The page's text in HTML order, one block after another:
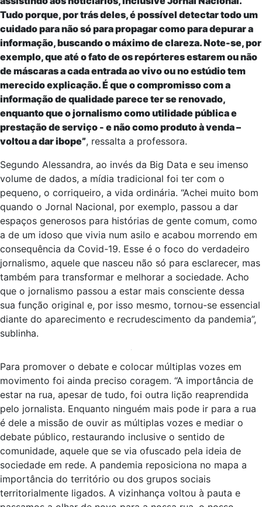
Tudo porque, por trás deles, é possível detectar todo um
cuidado para não só para propagar como para depurar a
informação, buscando o máximo de clareza. Note-se, por
exemplo, que até o fato de os repórteres estarem ou não
de máscaras a cada entrada ao vivo ou no estúdio tem
merecido explicação. É que o compromisso com a
informação de qualidade parece ter se renovado,
enquanto que o jornalismo como utilidade pública e
prestação de serviço - e não como produto à venda –
voltou a dar ibope”, ressalta a professora.
Segundo Alessandra, ao invés da Big Data e seu imenso
volume de dados, a mídia tradicional foi ter com o
pequeno, o corriqueiro, a vida ordinária. “Achei muito bom
quando o Jornal Nacional, por exemplo, passou a dar
espaços generosos para histórias de gente comum, como
a de um idoso que vivia num asilo e acabou morrendo em
consequência da Covid-19. Esse é o foco do verdadeiro
jornalismo, aquele que nasceu não só para esclarecer, mas
também para transformar e melhorar a sociedade. Acho
que o jornalismo passou a estar mais consciente dessa
sua função original e, por isso mesmo, tornou-se essencial
diante do aparecimento e recrudescimento da pandemia”,
sublinha.
Para promover o debate e colocar múltiplas vozes em
movimento foi ainda preciso coragem. “A importância de
estar na rua, apesar de tudo, foi outra lição reaprendida
pelo jornalista. Enquanto ninguém mais pode ir para a rua
é dele a missão de ouvir as múltiplas vozes e mediar o
debate público, restaurando inclusive o sentido de
comunidade, aquele que se via ofuscado pela ideia de
sociedade em rede. A pandemia reposiciona no mapa a
importância do território ou dos grupos sociais
territorialmente ligados. A vizinhança voltou à pauta e